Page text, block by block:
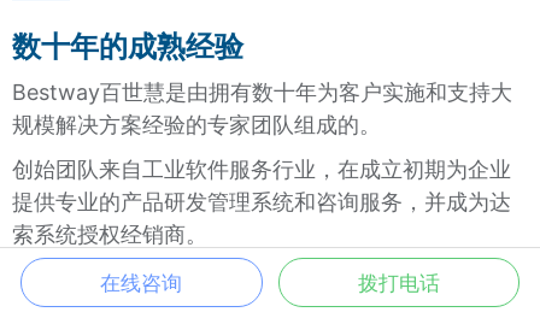
数十年的成熟经验
Bestway百世慧是由拥有数十年为客户实施和支持大
规模解决方案经验的专家团队组成的。
创始团队来自工业软件服务行业，在成立初期为企业
提供专业的产品研发管理系统和咨询服务，并成为达
索系统授权经销商。
2019年，我们与达索系统行业售后服务部门合作，为
中大型客户提供技术服务，迅速崛起成为达索系统中
在线咨询 拨打电话